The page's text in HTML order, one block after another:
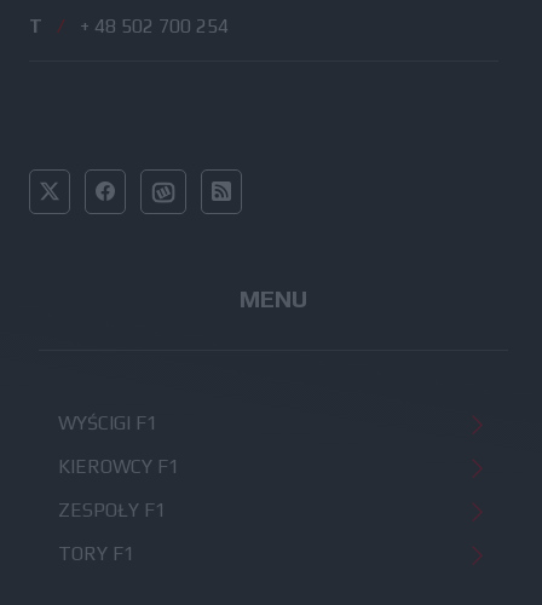
T / + 48 502 700 254
MENU
WYŚCIGI F1
KIEROWCY F1
ZESPOŁY F1
TORY F1